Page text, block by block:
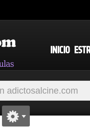
INICIO